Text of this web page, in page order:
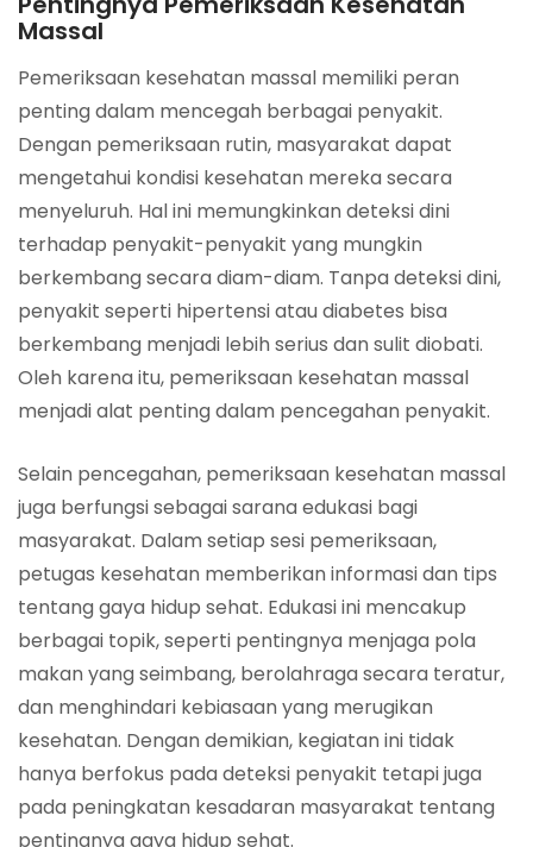
Massal
Pemeriksaan kesehatan massal memiliki peran
penting dalam mencegah berbagai penyakit.
Dengan pemeriksaan rutin, masyarakat dapat
mengetahui kondisi kesehatan mereka secara
menyeluruh. Hal ini memungkinkan deteksi dini
terhadap penyakit-penyakit yang mungkin
berkembang secara diam-diam. Tanpa deteksi dini,
penyakit seperti hipertensi atau diabetes bisa
berkembang menjadi lebih serius dan sulit diobati.
Oleh karena itu, pemeriksaan kesehatan massal
menjadi alat penting dalam pencegahan penyakit.
Selain pencegahan, pemeriksaan kesehatan massal
juga berfungsi sebagai sarana edukasi bagi
masyarakat. Dalam setiap sesi pemeriksaan,
petugas kesehatan memberikan informasi dan tips
tentang gaya hidup sehat. Edukasi ini mencakup
berbagai topik, seperti pentingnya menjaga pola
makan yang seimbang, berolahraga secara teratur,
dan menghindari kebiasaan yang merugikan
kesehatan. Dengan demikian, kegiatan ini tidak
hanya berfokus pada deteksi penyakit tetapi juga
pada peningkatan kesadaran masyarakat tentang
pentingnya gaya hidup sehat.